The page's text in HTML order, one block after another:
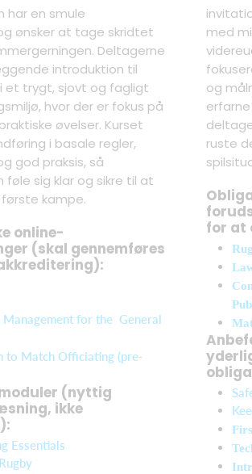
har en smule
ønsker at tage skridtet
Deltagerne
introduktion til
et trygt, sjovt og fagligt
hvor der er fokus på
øvelser. Kurset
i basale regler,
god praksis, så
føle sig klar og sikre til at
kampe.
online-
(skal gennemføres
Management for the General
to Match Officiating (pre-
(nyttig
ikke
Essentials
med
og
ruste
for at